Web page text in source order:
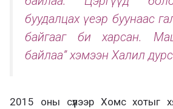
буудалцах үеэр буунаас
байгааг би харсан.
байлаа” хэмээн Халил
2015 оны сүүлээр Хомс хотыг